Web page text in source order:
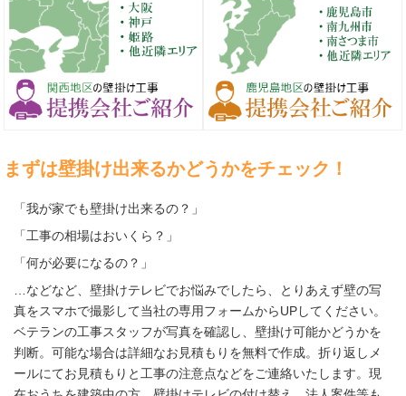
まずは壁掛け出来るかどうかをチェック！
「我が家でも壁掛け出来るの？」
「工事の相場はおいくら？」
「何が必要になるの？」
…などなど、壁掛けテレビでお悩みでしたら、とりあえず壁の写
真をスマホで撮影して当社の専用フォームからUPしてください。
ベテランの工事スタッフが写真を確認し、壁掛け可能かどうかを
判断。可能な場合は詳細なお見積もりを無料で作成。折り返しメ
ールにてお見積もりと工事の注意点などをご連絡いたします。現